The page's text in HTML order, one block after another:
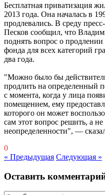
Бесплатная приватизация
2013 года. Она началась в
продлевались. В среду
Песков сообщил, что
поднять вопрос о
фонда для всех категорий
два года.
"Можно было бы
продлить на определенный
с момента, когда у лица
помещением, ему
которого он может
сам этот вопрос решить, а
неопределенности", —
0
« Предыдущая Следующая »
Оставить